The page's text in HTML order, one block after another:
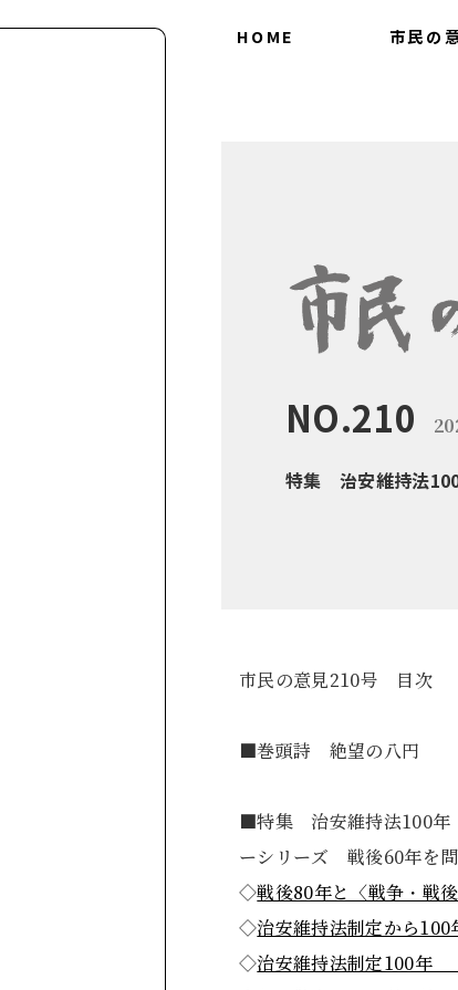
HOME 市民の
NO.210
特集 治安維持法
市民の意見210号 目次
■巻頭詩 絶
■特集 治安維持法100年
ーシリーズ 戦後60年を
◇戦後80年と〈
◇治安維持法制
◇治安維持